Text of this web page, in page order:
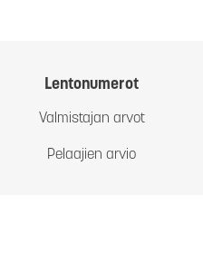
Lentonumerot
Valmistajan arvot
Pelaajien arvio